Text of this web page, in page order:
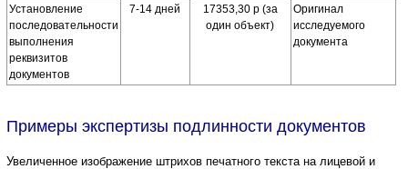
Установление
последовательности
выполнения
реквизитов
документов
7-14 дней
17353,30 р (за
один объект)
Оригинал
исследуемого
документа
Примеры экспертизы подлинности документов
Увеличенное изображение штрихов печатного текста на лицевой и